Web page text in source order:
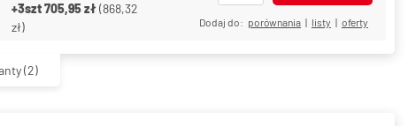
+3szt705,95 zł(868,32
zł) Dodaj do: porównania | listy | oferty
(2)